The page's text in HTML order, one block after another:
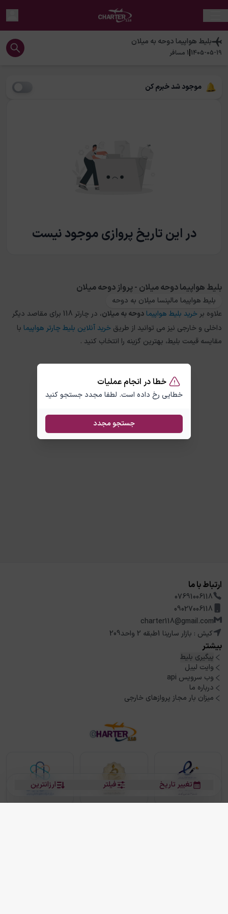
خطا در انجام عملیات
خطایی رخ داده است. لطفا مجدد جستجو کنید
جستجو مجدد
بلیط هواپیمادوحه به میلان
1405-05-19
|
1 مسافر
موجود شد خبرم کن
در این تاریخ پروازی موجود نیست
ارزانترین فیلتر تغییر تاریخ
بلیط هواپیما دوحه میلان - پرواز دوحه میلان
بلیط هواپیما مالپنسا میلان به دوحه
علاوه بر خرید بلیط هواپیما دوحهبهمیلان
، در چارتر 118 برای مقاصد دیگر
داخلی و خارجی نیز می توانید از طریق خرید آنلاین بلیط چارتر هواپیما با
مقایسه قیمت بلیط، بهترین گزینه را انتخاب کنید .
ارتباط با ما
07691006118
09027006118
charter118@gmail.com
کیش : بازار سارینا 1طبقه 2 واحد209
بیشتر
پیگیری بلیط
وایت لیبل
وب سرویس api
درباره ما
میزان بار مجاز پروازهای خارجی